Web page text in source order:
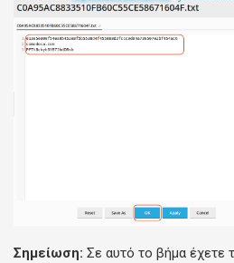
Σημείωση: Σε αυτό το βήμα έχετε